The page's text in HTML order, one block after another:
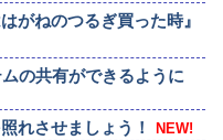
がねのつるぎ買った時』
の共有ができるように
れさせましょう！ NEW!